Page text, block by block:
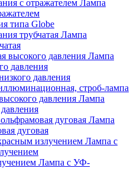
Лампа
типа Globe
Лампа
Лампа
давления
давления
строб-лампа
Лампа
Лампа
дуговая
Лампа с
Лампа с УФ-